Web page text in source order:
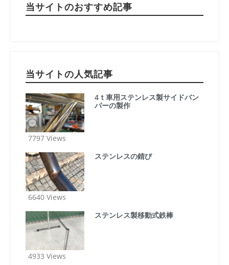
当サイトのおすすめ記事
当サイトの人気記事
4ｔ車用ステンレス製サイドバン
パーの製作
7797 Views
ステンレスの錆び
6640 Views
ステンレス製移動式鉄棒
4933 Views